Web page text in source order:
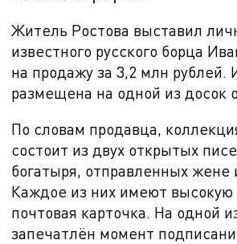
Житель Ростова выставил
известного русского борца
на продажу за3,2 млн рублей.
размещена на одной из досок
По словам продавца,
состоит из двух открытых
богатыря, отправленных
Каждое из них имеют высокую
почтовая карточка. На одной
запечатлён момент